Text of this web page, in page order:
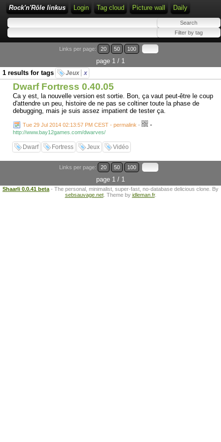
Rock'n'Rôle linkus Login Tag cloud Picture wall Daily
Links per page: 20 50 100
page 1 / 1
1 results for tags
Jeux x
Dwarf Fortress 0.40.05
Ca y est, la nouvelle version est sortie. Bon, ça vaut peut-être le coup
d'attendre un peu, histoire de ne pas se coltiner toute la phase de
debugging, mais je suis assez impatient de tester ça.
Tue 29 Jul 2014 02:13:57 PM CEST - permalink - -
http://www.bay12games.com/dwarves/
Dwarf Fortress Jeux Vidéo
Links per page: 20 50 100
page 1 / 1
Shaarli 0.0.41 beta - The personal, minimalist, super-fast, no-database delicious clone. By
sebsauvage.net. Theme by idleman.fr.